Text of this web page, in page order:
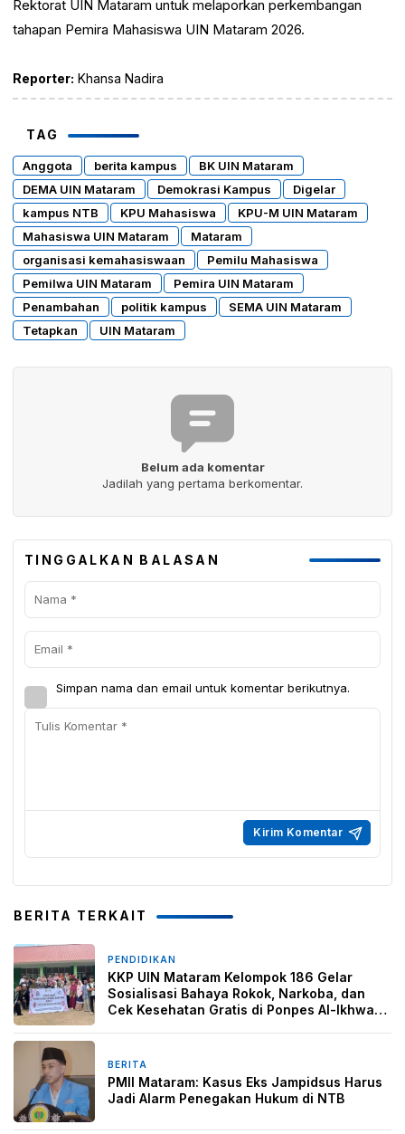
Rektorat UIN Mataram untuk melaporkan perkembangan
tahapan Pemira Mahasiswa UIN Mataram 2026.
Reporter: Khansa Nadira
TAG
Anggota berita kampus
BK UIN Mataram
DEMA UIN Mataram
Demokrasi Kampus
Digelar
kampus NTB
KPU Mahasiswa
KPU-M UIN Mataram
Mahasiswa UIN Mataram
Mataram
organisasi kemahasiswaan
Pemilu Mahasiswa
Pemilwa UIN Mataram
Pemira UIN Mataram
Penambahan
politik kampus
SEMA UIN Mataram
Tetapkan
UIN Mataram
Belum ada komentar
Jadilah yang pertama berkomentar.
TINGGALKAN BALASAN
Simpan nama dan email untuk komentar berikutnya.
BERITA TERKAIT
PENDIDIKAN
KKP UIN Mataram Kelompok 186 Gelar
Sosialisasi Bahaya Rokok, Narkoba, dan
Cek Kesehatan Gratis di Ponpes Al-Ikhwan
BERITA
PMII Mataram: Kasus Eks Jampidsus Harus
Jadi Alarm Penegakan Hukum di NTB